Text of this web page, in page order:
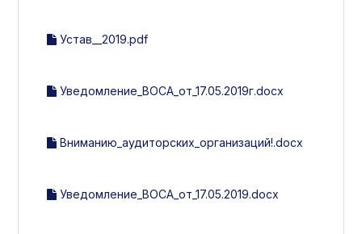
Устав__2019.pdf
Уведомление_ВОСА_от_17.05.2019г.docx
Вниманию_аудиторских_организаций!.docx
Уведомление_ВОСА_от_17.05.2019.docx